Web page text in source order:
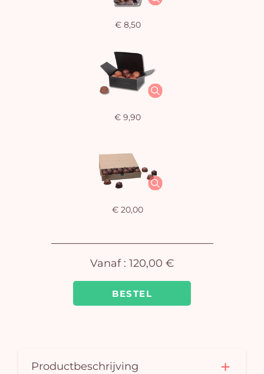
BESTEL
€ 8,50
€ 9,90
€ 20,00
Vanaf : 120,00 €
Productbeschrijving